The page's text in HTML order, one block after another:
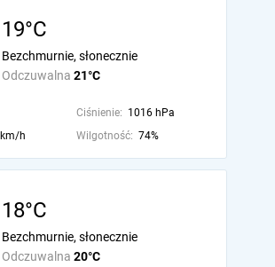
19°C
Odczuwalna 21°C
Bezchmurnie, słonecznie
Ciśnienie: 1016 hPa
h Wilgotność: 74%
18°C
Odczuwalna 20°C
Bezchmurnie, słonecznie